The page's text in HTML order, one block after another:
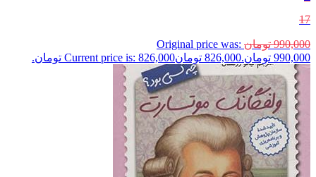
17
990,000 تومان Original price was:
990,000 تومان.
826,000 تومانCurrent price is: 826,000 تومان.